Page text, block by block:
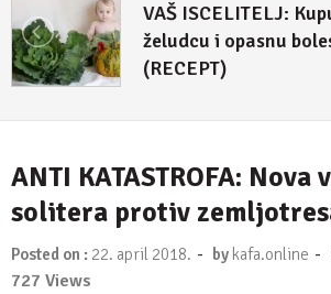
Džulijan Eperli tvrdi:
lek za
ANTI KATASTROFA: Nova
solitera protiv
Posted on : 22. april 2018. - by kafa.online -
727 Views